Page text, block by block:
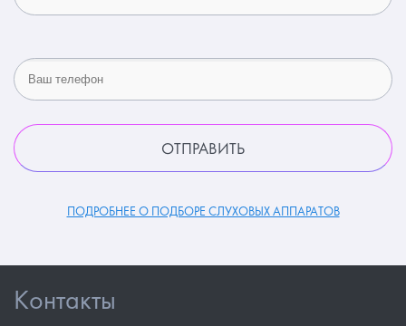
ПОДРОБНЕЕ О ПОДБОРЕ СЛУХОВЫХ АППАРАТОВ
Контакты